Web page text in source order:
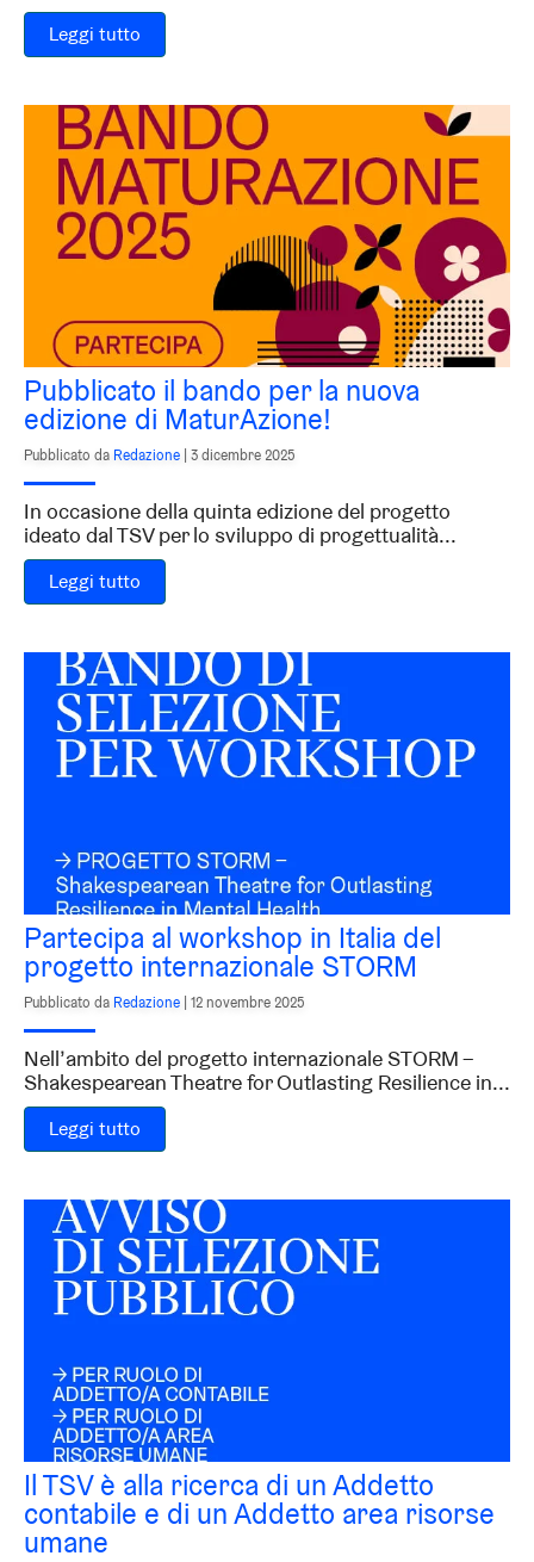
Leggi tutto
Pubblicato il bando per la nuova
edizione di MaturAzione!
Pubblicato da Redazione | 3 dicembre 2025
In occasione della quinta edizione del progetto
ideato dal TSV per lo sviluppo di progettualità...
Leggi tutto
Partecipa al workshop in Italia del
progetto internazionale STORM
Pubblicato da Redazione | 12 novembre 2025
Nell’ambito del progetto internazionale STORM –
Shakespearean Theatre for Outlasting Resilience in...
Leggi tutto
Il TSV è alla ricerca di un Addetto
contabile e di un Addetto area risorse
umane